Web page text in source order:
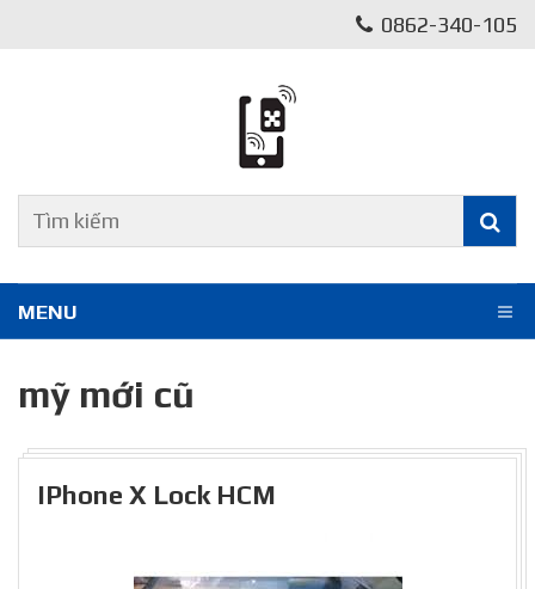
0862-340-105
MENU
mỹ mới cũ
IPhone X Lock HCM